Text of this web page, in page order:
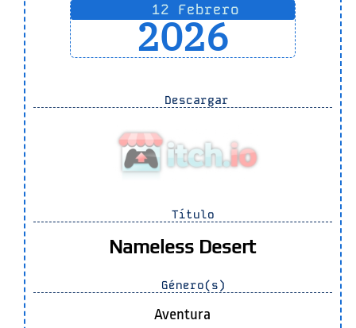
12 Febrero
2026
Descargar
Título
Nameless Desert
Género(s)
Aventura